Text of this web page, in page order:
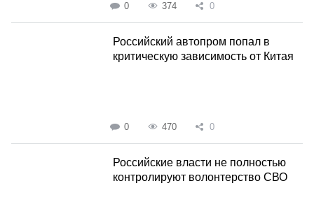
0 374 0
Российский автопром попал в
критическую зависимость от Китая
0 470 0
Российские власти не полностью
контролируют волонтерство СВО